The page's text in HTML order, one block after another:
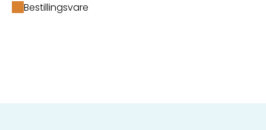
Bestillingsvare